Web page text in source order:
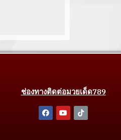
ช่องทางติดต่อมวยเด็ด789